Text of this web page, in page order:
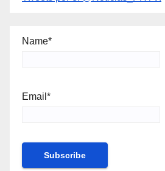
Name*
Email*